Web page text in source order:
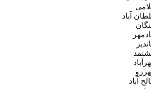
آباد
آباد